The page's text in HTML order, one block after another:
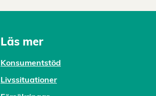
Läs mer
Konsumentstöd
Livssituationer